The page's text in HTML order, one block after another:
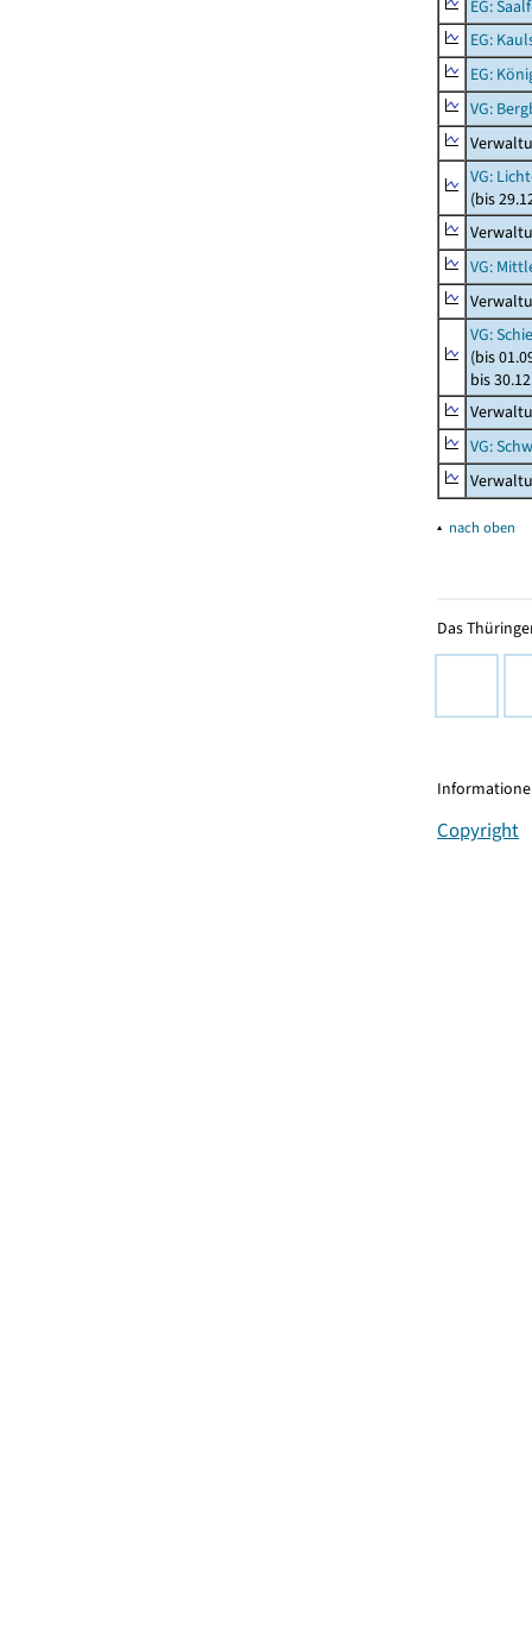
EG:
EG:
EG:
VG:
VG:
(bis
VG:
VG:
(bis
bis
VG:
▴ nach oben
Das
Copyright